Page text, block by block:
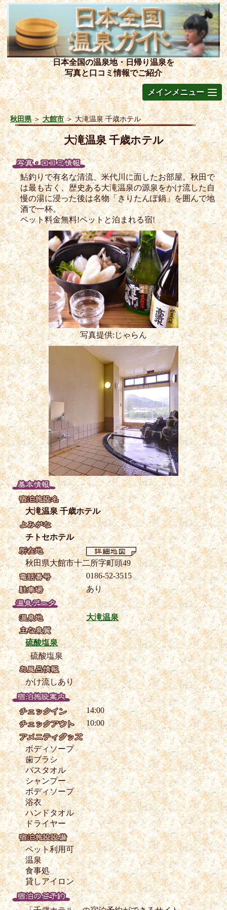
日本全国の温泉地・日帰り温泉を
写真と口コミ情報でご紹介
メインメニュー
秋田県＞大館市＞大滝温泉 千歳ホテル
大滝温泉 千歳ホテル
鮎釣りで有名な清流、米代川に面したお部屋。秋田で
は最も古く、歴史ある大滝温泉の源泉をかけ流した自
慢の湯に浸った後は名物「きりたんぽ鍋」を囲んで地
酒で一杯。
ペット料金無料!ペットと泊まれる宿!
写真提供:じゃらん
大滝温泉 千歳ホテル
チトセホテル
秋田県大館市十二所字町頭49
0186-52-3515
あり
大滝温泉
硫酸塩泉
硫酸塩泉
かけ流しあり
14:00
10:00
ボディソープ
歯ブラシ
バスタオル
シャンプー
ボディソープ
浴衣
ハンドタオル
ドライヤー
ペット利用可
温泉
食事処
貸しアイロン